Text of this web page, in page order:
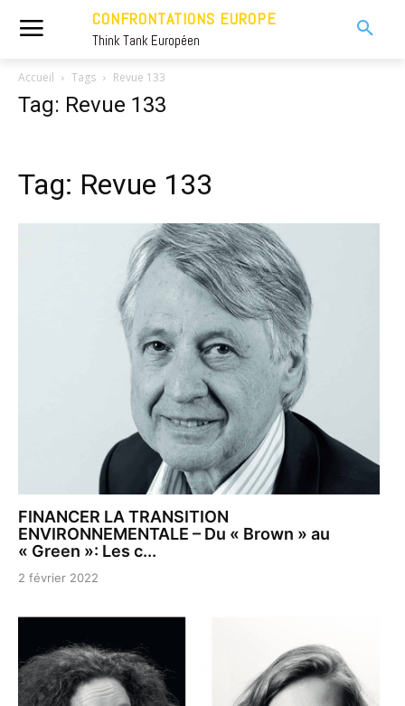
CONFRONTATIONS EUROPE
Think Tank Européen
Accueil Tags Revue 133
Tag: Revue 133
Tag: Revue 133
FINANCER LA TRANSITION
ENVIRONNEMENTALE – Du « Brown » au
« Green »: Les c...
2 février 2022